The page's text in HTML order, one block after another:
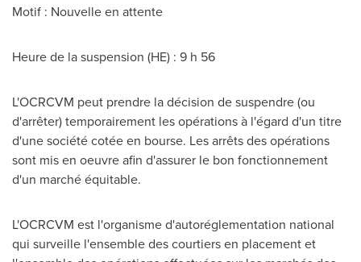
Motif : Nouvelle en attente
Heure de la suspension (HE) : 9 h 56
L'OCRCVM peut prendre la décision de suspendre (ou
d'arrêter) temporairement les opérations à l'égard d'un titre
d'une société cotée en bourse. Les arrêts des opérations
sont mis en oeuvre afin d'assurer le bon fonctionnement
d'un marché équitable.
L'OCRCVM est l'organisme d'autoréglementation national
qui surveille l'ensemble des courtiers en placement et